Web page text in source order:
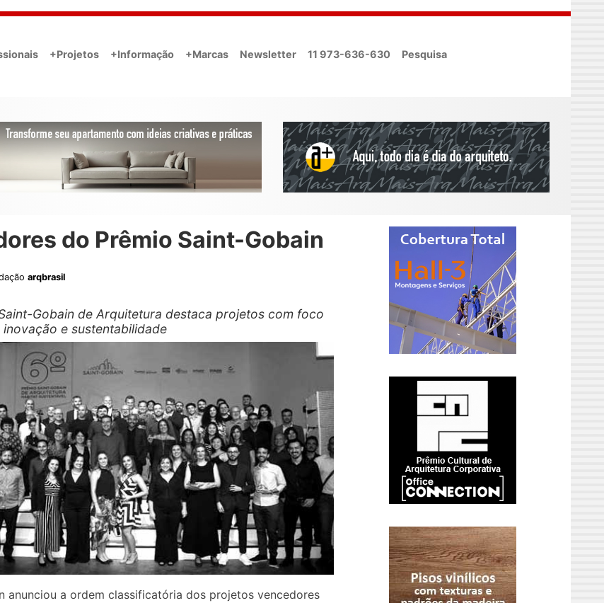
+Projetos +Informação +Marcas Newsletter 11 973-636-630 Pesquisa
do Prêmio Saint-Gobain
arqbrasil
Gobain de Arquitetura destaca projetos com foco
e sustentabilidade
anunciou a ordem classificatória dos projetos vencedores